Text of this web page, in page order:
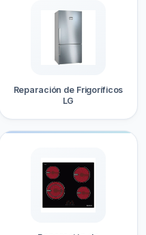
Reparación de Frigoríficos
LG